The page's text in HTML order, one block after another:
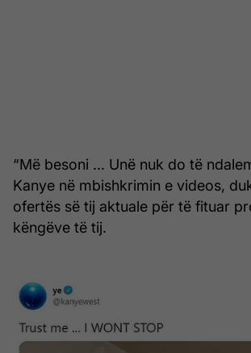
“Më besoni ... Unë nuk do të
Kanye në mbishkrimin e videos,
ofertës së tij aktuale për të fituar
këngëve të tij.